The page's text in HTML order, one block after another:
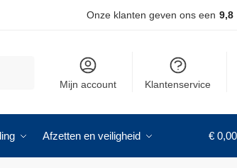
Onze klanten geven ons een 9,8
Mijn account Klantenservice
Afzetten en veiligheid € 0,00